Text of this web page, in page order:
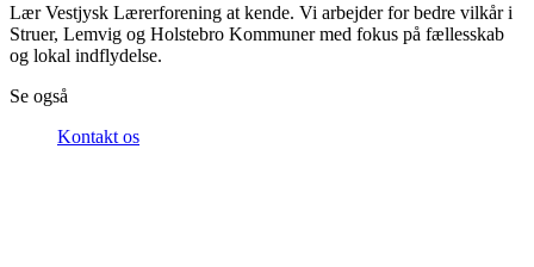
Lær Vestjysk Lærerforening at kende. Vi arbejder for bedre vilkår i
Struer, Lemvig og Holstebro Kommuner med fokus på fællesskab
og lokal indflydelse.
Se også
Kontakt os